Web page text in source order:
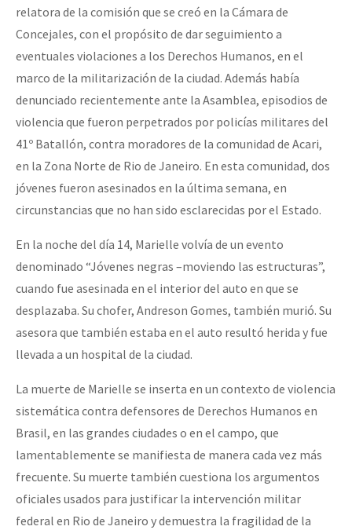
relatora de la comisión que se creó en la Cámara de
Concejales, con el propósito de dar seguimiento a
eventuales violaciones a los Derechos Humanos, en el
marco de la militarización de la ciudad. Además había
denunciado recientemente ante la Asamblea, episodios de
violencia que fueron perpetrados por policías militares del
41º Batallón, contra moradores de la comunidad de Acari,
en la Zona Norte de Rio de Janeiro. En esta comunidad, dos
jóvenes fueron asesinados en la última semana, en
circunstancias que no han sido esclarecidas por el Estado.
En la noche del día 14, Marielle volvía de un evento
denominado “Jóvenes negras –moviendo las estructuras”,
cuando fue asesinada en el interior del auto en que se
desplazaba. Su chofer, Andreson Gomes, también murió. Su
asesora que también estaba en el auto resultó herida y fue
llevada a un hospital de la ciudad.
La muerte de Marielle se inserta en un contexto de violencia
sistemática contra defensores de Derechos Humanos en
Brasil, en las grandes ciudades o en el campo, que
lamentablemente se manifiesta de manera cada vez más
frecuente. Su muerte también cuestiona los argumentos
oficiales usados para justificar la intervención militar
federal en Rio de Janeiro y demuestra la fragilidad de la